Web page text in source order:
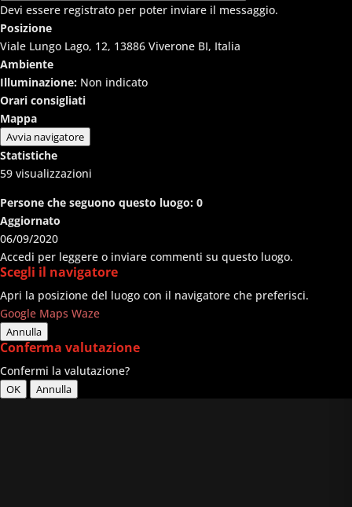
Devi essere registrato per poter inviare il messaggio.
Posizione
Viale Lungo Lago, 12, 13886 Viverone BI, Italia
Ambiente
Illuminazione: Non indicato
Orari consigliati
Mappa
Avvia navigatore
Statistiche
59 visualizzazioni
Persone che seguono questo luogo: 0
Aggiornato
06/09/2020
Accedi per leggere o inviare commenti su questo luogo.
Scegli il navigatore
Apri la posizione del luogo con il navigatore che preferisci.
Google Maps Waze
Annulla
Conferma valutazione
Confermi la valutazione?
OK Annulla